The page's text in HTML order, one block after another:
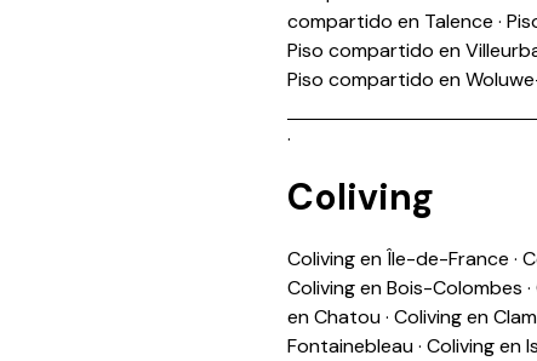
compartido en Talence ·
Piso compartido en
Piso compartido en
.
Coliving
Coliving en Île-de-France ·
Coliving en Bois-Colombes ·
en Chatou· Coliving en
Fontainebleau· Coliving en